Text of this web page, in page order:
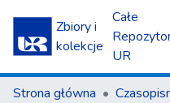
Zbiory i
kolekcje
Całe
UR
Strona główna